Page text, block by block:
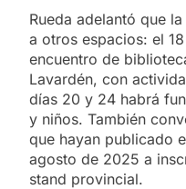
Rueda adelantó que
a otros espacios: el
encuentro de
Lavardén, con
días 20 y 24 habrá
y niños. También
que hayan publicado
agosto de 2025 a
stand provincial.